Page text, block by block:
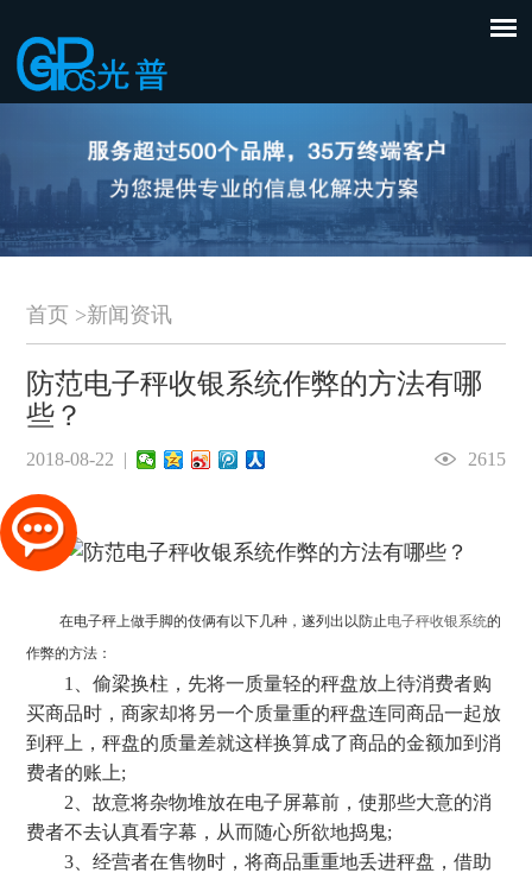
首页 >新闻资讯
防范电子秤收银系统作弊的方法有哪
些？
2018-08-22 | 2615
在电子秤上做手脚的伎俩有以下几种，遂列出以防止电子秤收银系统的
作弊的方法：
1、偷梁换柱，先将一质量轻的秤盘放上待消费者购
买商品时，商家却将另一个质量重的秤盘连同商品一起放
到秤上，秤盘的质量差就这样换算成了商品的金额加到消
费者的账上;
2、故意将杂物堆放在电子屏幕前，使那些大意的消
费者不去认真看字幕，从而随心所欲地捣鬼;
3、经营者在售物时，将商品重重地丢进秤盘，借助